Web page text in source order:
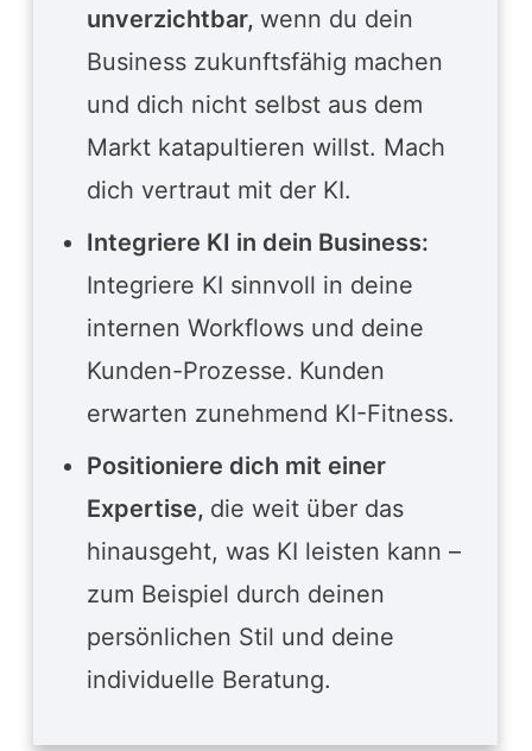
unverzichtbar, wenn du dein
Business zukunftsfähig machen
und dich nicht selbst aus dem
Markt katapultieren willst. Mach
dich vertraut mit der KI.
Integriere KI in dein Business:
Integriere KI sinnvoll in deine
internen Workflows und deine
Kunden-Prozesse. Kunden
erwarten zunehmend KI-Fitness.
Positioniere dich mit einer
Expertise, die weit über das
hinausgeht, was KI leisten kann –
zum Beispiel durch deinen
persönlichen Stil und deine
individuelle Beratung.